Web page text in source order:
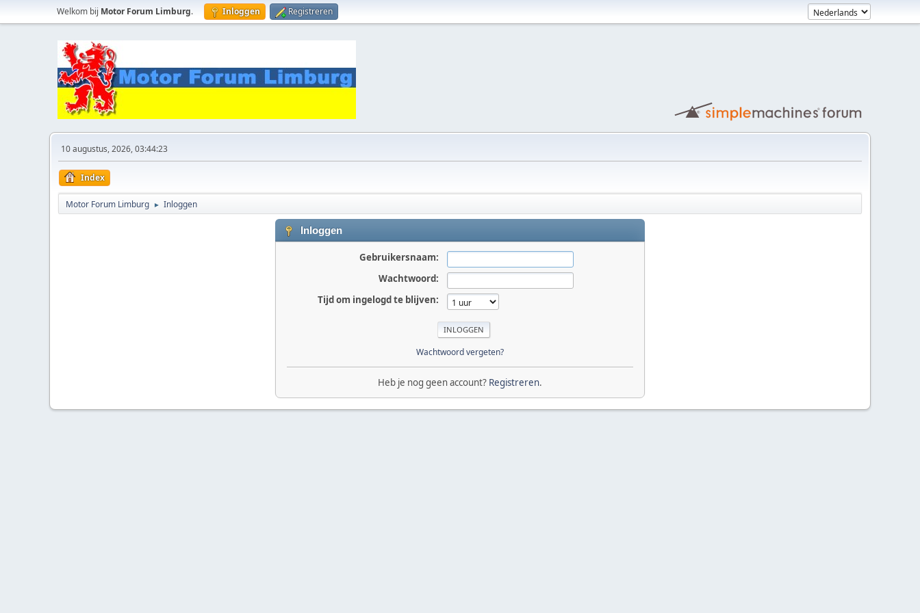
Welkom bij Motor Forum Limburg. Inloggen Registreren
10 augustus, 2026, 03:44:23
Index
Motor Forum Limburg ► Inloggen
Inloggen
Gebruikersnaam:
Wachtwoord:
Tijd om ingelogd te blijven:
Wachtwoord vergeten?
Heb je nog geen account? Registreren.